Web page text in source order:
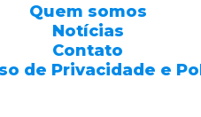
Quem somos
Notícias
Contato
de Privacidade e